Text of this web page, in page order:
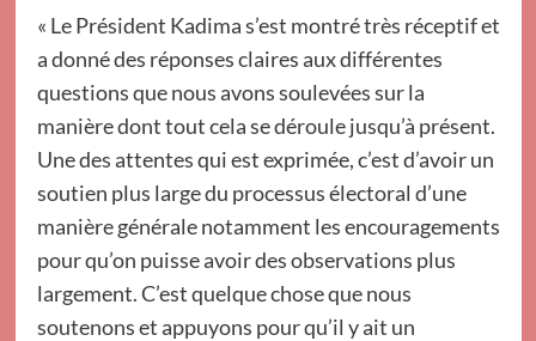
« Le Président Kadima s’est montré très réceptif et
a donné des réponses claires aux différentes
questions que nous avons soulevées sur la
manière dont tout cela se déroule jusqu’à présent.
Une des attentes qui est exprimée, c’est d’avoir un
soutien plus large du processus électoral d’une
manière générale notamment les encouragements
pour qu’on puisse avoir des observations plus
largement. C’est quelque chose que nous
soutenons et appuyons pour qu’il y ait un